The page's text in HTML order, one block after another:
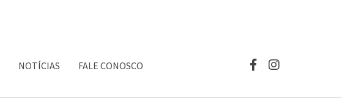
NOTÍCIAS FALE CONOSCO